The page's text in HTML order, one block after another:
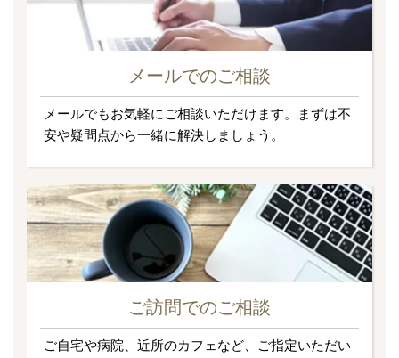
メールでのご相談
メールでもお気軽にご相談いただけます。まずは不
安や疑問点から一緒に解決しましょう。
ご訪問でのご相談
ご自宅や病院、近所のカフェなど、ご指定いただい